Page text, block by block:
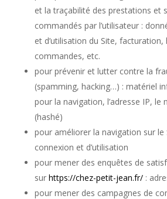
et la traçabilité des prestations et
commandés par l’utilisateur :
et d’utilisation du Site, facturation,
commandes, etc.
pour prévenir et lutter contre la
(spamming, hacking…) : matériel
pour la navigation, l’adresse IP, le
(hashé)
pour améliorer la navigation sur le
connexion et d’utilisation
pour mener des enquêtes de
sur https://chez-petit-jean.fr/:
pour mener des campagnes de